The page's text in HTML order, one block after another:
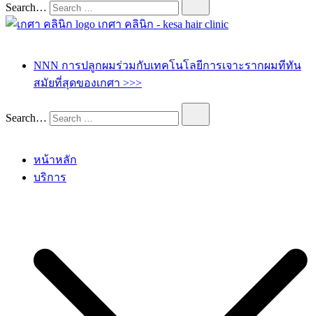
Search…
NNN การปลูกผมร่วมกับเทคโนโลยีการเจาะรากผมทีทัน
สมัยที่สุดของเกศา >>>
Search…
หน้าหลัก
บริการ